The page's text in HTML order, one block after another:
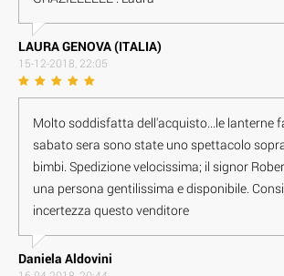
LAURA GENOVA (ITALIA)
15-12-2018, 22:05
Molto soddisfatta dell'acquisto...le lanterne
sabato sera sono state uno spettacolo
bimbi. Spedizione velocissima; il signor
una persona gentilissima e disponibile.
incertezza questo venditore
Daniela Aldovini